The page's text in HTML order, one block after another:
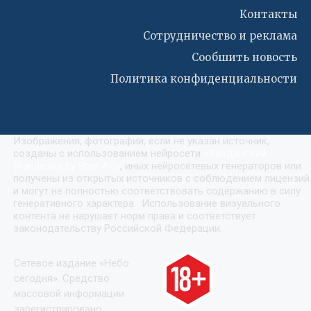
Контакты
Сотрудничество и реклама
Сообшить новость
Политика конфиденциальности
Изображения, фотографии, если не указан источник,
созданы с использованием нейросети
, иных нейросетевых генераторов или
получены из открытых источников с соблюдением лицензий
и могут не полностью соответствовать содержанию в силу
генеративного характера. Использование визуального
контента не нарушает норм права и соответствует
законодательству Российской Федерации.
Сетевое издание «Небо
сегодня». Средство
массовой информации